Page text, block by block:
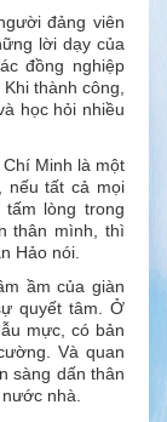
đảng viên
lời dạy của
đồng nghiệp
thành công,
học hỏi nhiều
Minh là một
nếu tất cả mọi
lòng trong
thân mình, thì
Hảo nói.
ầm của giàn
quyết tâm. Ở
mực, có bản
Và quan
sàng dấn thân
nhà.